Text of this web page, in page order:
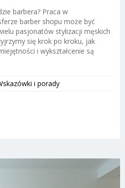
barbera? Praca w
barber shopu może być
pasjonatów stylizacji męskich
się krok po kroku, jak
i wykształcenie są
i porady